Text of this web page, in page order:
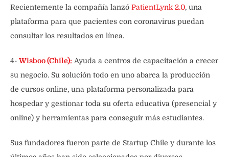
Recientemente la compañía lanzó PatientLynk 2.0, una
plataforma para que pacientes con coronavirus puedan
consultar los resultados en línea.
4-Wisboo (Chile): Ayuda a centros de capacitación a crecer
su negocio. Su solución todo en uno abarca la producción
de cursos online, una plataforma personalizada para
hospedar y gestionar toda su oferta educativa (presencial y
online) y herramientas para conseguir más estudiantes.
Sus fundadores fueron parte de Startup Chile y durante los